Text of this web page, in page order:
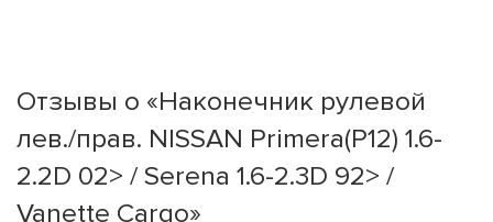
Отзывы о «Наконечник рулевой
лев./прав. NISSAN Primera(P12) 1.6-
2.2D 02> / Serena 1.6-2.3D 92> /
Vanette Cargo»